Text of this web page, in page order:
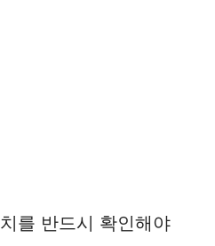
를 반드시 확인해야